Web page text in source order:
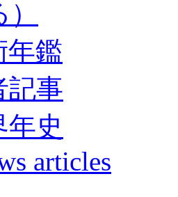
年鑑
記事
年史
articles